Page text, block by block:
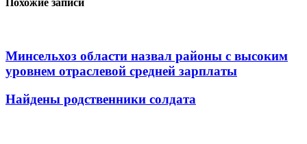
Похожие записи
Минсельхоз области назвал районы с высоким
уровнем отраслевой средней зарплаты
Найдены родственники солдата